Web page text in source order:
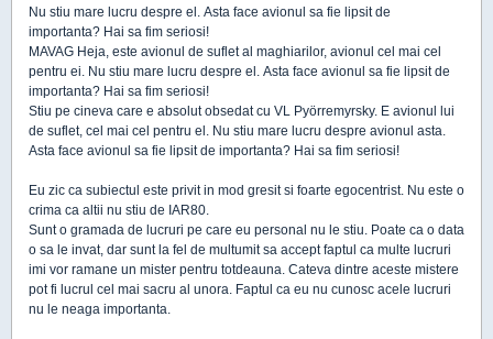
Nu stiu mare lucru despre el. Asta face avionul sa fie lipsit de
importanta? Hai sa fim seriosi!
MAVAG Heja, este avionul de suflet al maghiarilor, avionul cel mai cel
pentru ei. Nu stiu mare lucru despre el. Asta face avionul sa fie lipsit de
importanta? Hai sa fim seriosi!
Stiu pe cineva care e absolut obsedat cu VL Pyörremyrsky. E avionul lui
de suflet, cel mai cel pentru el. Nu stiu mare lucru despre avionul asta.
Asta face avionul sa fie lipsit de importanta? Hai sa fim seriosi!
Eu zic ca subiectul este privit in mod gresit si foarte egocentrist. Nu este o
crima ca altii nu stiu de IAR80.
Sunt o gramada de lucruri pe care eu personal nu le stiu. Poate ca o data
o sa le invat, dar sunt la fel de multumit sa accept faptul ca multe lucruri
imi vor ramane un mister pentru totdeauna. Cateva dintre aceste mistere
pot fi lucrul cel mai sacru al unora. Faptul ca eu nu cunosc acele lucruri
nu le neaga importanta.